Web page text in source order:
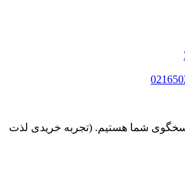
هفته پاسخگوی شما هستیم. (تجربه خریدی لذت